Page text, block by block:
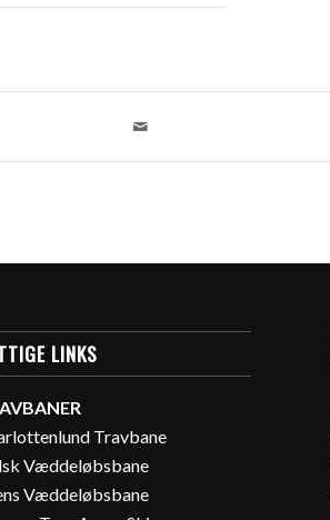
LINKS
Travbane
Væddeløbsbane
Væddeløbsbane